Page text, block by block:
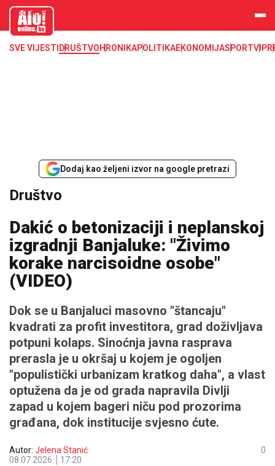
aloonline.b
SVE VIJESTI DRUŠTVOHRONIKAPOLITIKAEKONOMIJASPORTVIP
Dodaj kao željeni izvor na google pretrazi
Društvo
Dakić o betonizaciji i neplanskoj
izgradnji Banjaluke: "Živimo
korake narcisoidne osobe"
(VIDEO)
Dok se u Banjaluci masovno "štancaju"
kvadrati za profit investitora, grad doživljava
potpuni kolaps. Sinoćnja javna rasprava
prerasla je u okršaj u kojem je ogoljen
"populistički urbanizam kratkog daha", a vlast
optužena da je od grada napravila Divlji
zapad u kojem bageri niču pod prozorima
građana, dok institucije svjesno ćute.
Autor: Jelena Stanić
08.07.2026.
17:20
0